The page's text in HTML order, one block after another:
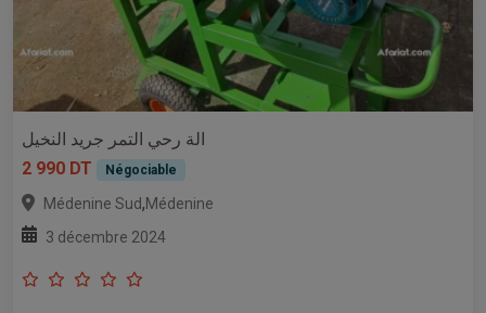
الة رحي التمر جريد النخيل
2 990 DT
Négociable
Médenine Sud,Médenine
3 décembre 2024